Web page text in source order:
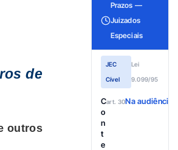
de
outros
Prazos —
Juizados
Especiais
JEC
Cível
Lei
9.099/95
C
o
n
t
e
art. 30Na audiência